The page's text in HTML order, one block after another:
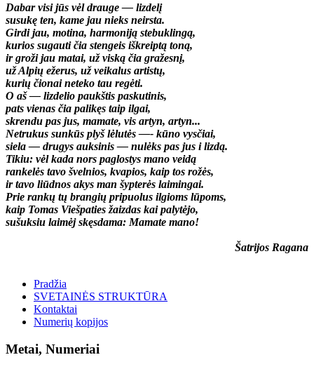
Dabar visi jūs vėl drauge — lizdelį
susukę ten, kame jau nieks neirsta.
Girdi jau, motina, harmoniją stebuklingą,
kurios sugauti čia stengeis iškreiptą toną,
ir groži jau matai, už viską čia gražesnį,
už Alpių ežerus, už veikalus artistų,
kurių čionai neteko tau regėti.
O aš — lizdelio paukštis paskutinis,
pats vienas čia palikęs taip ilgai,
skrendu pas jus, mamate, vis artyn, artyn...
Netrukus sunkūs plyš lėlutės —- kūno vysčiai,
siela — drugys auksinis — nulėks pas jus i lizdą.
Tikiu: vėl kada nors paglostys mano veidą
rankelės tavo švelnios, kvapios, kaip tos rožės,
ir tavo liūdnos akys man šypterės laimingai.
Prie rankų tų brangių pripuolus ilgioms lūpoms,
kaip Tomas Viešpaties žaizdas kai palytėjo,
sušuksiu laimėj skęsdama: Mamate mano!
Šatrijos Ragana
Pradžia
SVETAINĖS STRUKTŪRA
Kontaktai
Numerių kopijos
Metai, Numeriai